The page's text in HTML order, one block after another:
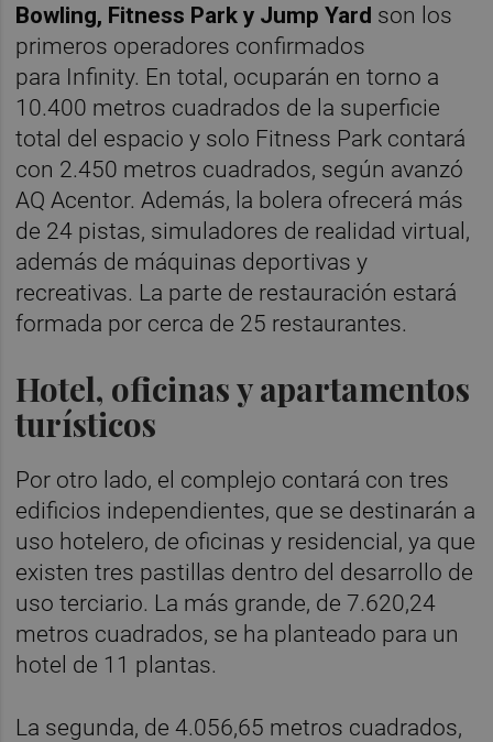
Bowling, Fitness Park y Jump Yard son los
primeros operadores confirmados
para Infinity. En total, ocuparán en torno a
10.400 metros cuadrados de la superficie
total del espacio y solo Fitness Park contará
con 2.450 metros cuadrados, según avanzó
AQ Acentor. Además, la bolera ofrecerá más
de 24 pistas, simuladores de realidad virtual,
además de máquinas deportivas y
recreativas. La parte de restauración estará
formada por cerca de 25 restaurantes.
Hotel, oficinas y apartamentos
turísticos
Por otro lado, el complejo contará con tres
edificios independientes, que se destinarán a
uso hotelero, de oficinas y residencial, ya que
existen tres pastillas dentro del desarrollo de
uso terciario. La más grande, de 7.620,24
metros cuadrados, se ha planteado para un
hotel de 11 plantas.
La segunda, de 4.056,65 metros cuadrados,